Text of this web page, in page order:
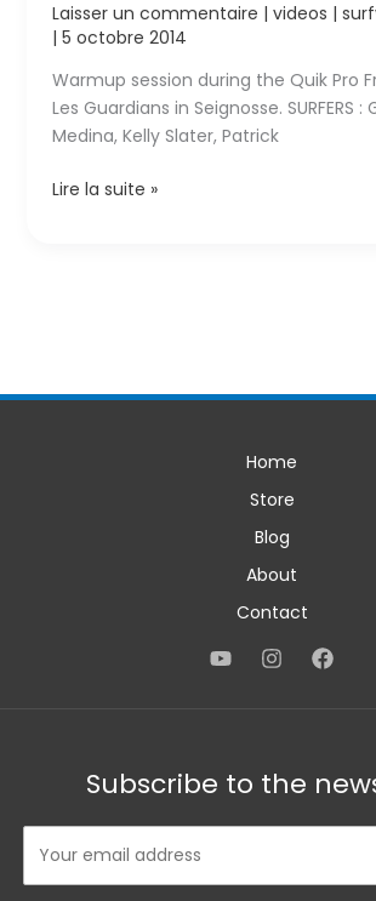
Laisser un commentaire | videos |
| 5 octobre 2014
Warmup session during the Quik Pro
Les Guardians in Seignosse. SURFERS :
Medina, Kelly Slater, Patrick
Warm
Lire la suite »
Home
Store
Blog
About
Contact
Subscribe to the